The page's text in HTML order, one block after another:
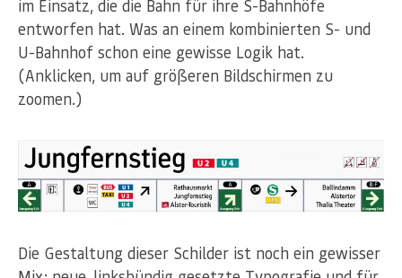
im Einsatz, die die Bahn für ihre S-Bahnhöfe
entworfen hat. Was an einem kombinierten S- und
U-Bahnhof schon eine gewisse Logik hat.
(Anklicken, um auf größeren Bildschirmen zu
zoomen.)
Die Gestaltung dieser Schilder ist noch ein gewisser